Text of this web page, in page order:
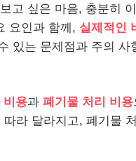
고 싶은 마음, 충분히
요인과 함께, 실제적인
있는 문제점과 주의 사
비용과 폐기물 처리 비용
라 달라지고, 폐기물